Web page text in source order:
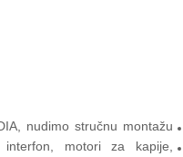
nudimo stručnu montažu
motori za kapije,